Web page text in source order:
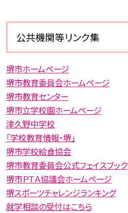
公共機関等リンク集
堺市ホームページ
堺市教育委員会ホームページ
堺市教育センター
堺市立学校園ホームページ
津久野中学校
「学校教育情報・堺」
堺市学校給食協会
堺市教育委員会公式フェイスブック
堺市ＰＴＡ協議会ホームページ
堺スポーツチャレンジランキング
就学相談の受付はこちら